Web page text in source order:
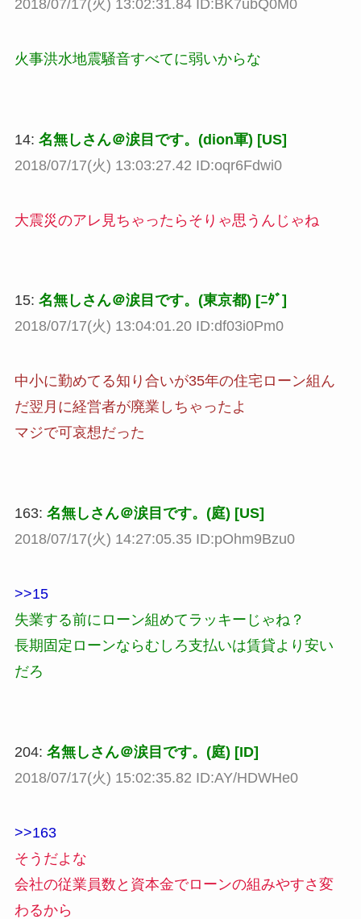
2018/07/17(火) 13:02:31.84 ID:BK7ubQ0M0
火事洪水地震騒音すべてに弱いからな
14: 名無しさん＠涙目です。(dion軍) [US]
2018/07/17(火) 13:03:27.42 ID:oqr6Fdwi0
大震災のアレ見ちゃったらそりゃ思うんじゃね
15: 名無しさん＠涙目です。(東京都) [ﾆﾀﾞ]
2018/07/17(火) 13:04:01.20 ID:df03i0Pm0
中小に勤めてる知り合いが35年の住宅ローン組ん
だ翌月に経営者が廃業しちゃったよ
マジで可哀想だった
163: 名無しさん＠涙目です。(庭) [US]
2018/07/17(火) 14:27:05.35 ID:pOhm9Bzu0
>>15
失業する前にローン組めてラッキーじゃね？
長期固定ローンならむしろ支払いは賃貸より安い
だろ
204: 名無しさん＠涙目です。(庭) [ID]
2018/07/17(火) 15:02:35.82 ID:AY/HDWHe0
>>163
そうだよな
会社の従業員数と資本金でローンの組みやすさ変
わるから